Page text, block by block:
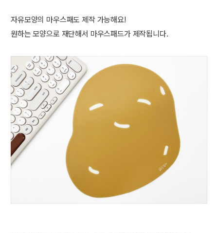
자유모양의 마우스패도 제작 가능해요!
원하는 모양으로 재단해서 마우스패드가 제작됩니다.